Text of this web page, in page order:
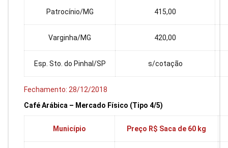
Patrocínio/MG 415,00
Varginha/MG 420,00
Esp. Sto. do Pinhal/SP s/cotação
Fechamento: 28/12/2018
Café Arábica – Mercado Físico (Tipo 4/5)
Município Preço R$ Saca de 60 kg